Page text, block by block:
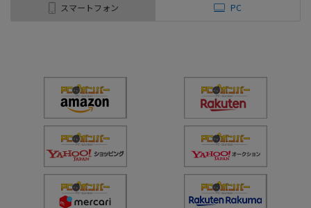
スマートフォン PC